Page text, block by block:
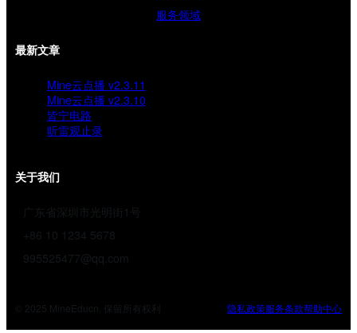
服务领域
最新文章
Mine云点播 v2.3.11
Mine云点播 v2.3.10
皆宁电路
听雷观止录
关于我们
广东省深圳市光明街1号
+86 10 1234 5678
995525477@qq.com
© 2025 MineEducn. 保留所有权利 隐私政策服务条款帮助中心